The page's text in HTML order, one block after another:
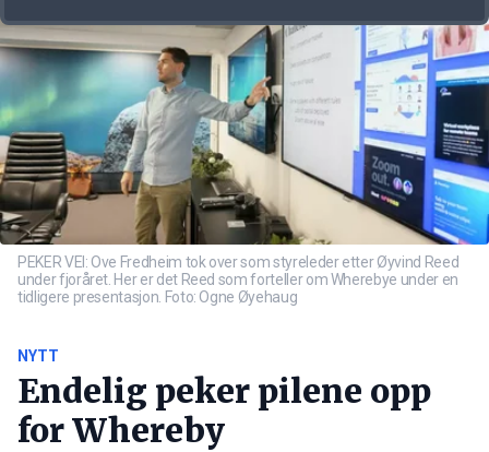
PEKER VEI: Ove Fredheim tok over som styreleder etter Øyvind Reed
under fjoråret. Her er det Reed som forteller om Wherebye under en
tidligere presentasjon. Foto: Ogne Øyehaug
NYTT
Endelig peker pilene opp
for Whereby